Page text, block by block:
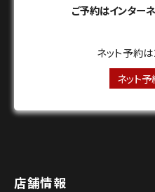
ご予約はインター
ネット予約
ネット
店舗情報